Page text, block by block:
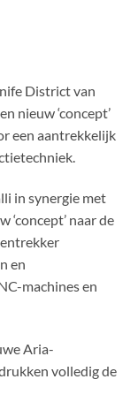
District van
nieuw ‘concept’
een aantrekkelijk
in synergie met
‘concept’ naar de
en
machines en
Aria-
volledig de